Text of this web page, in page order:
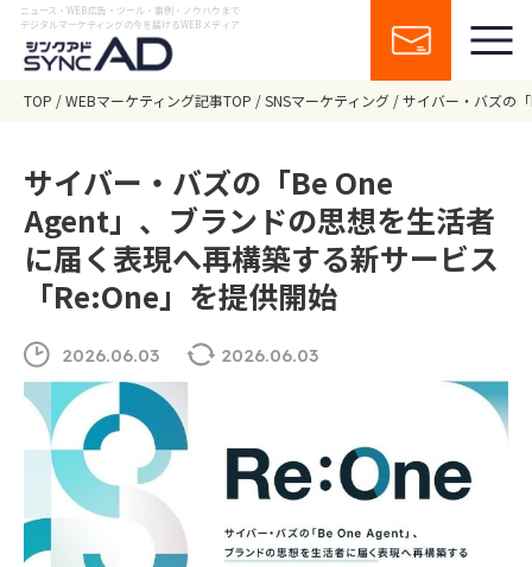
ニュース・WEB広告・ツール・事例・ノウハウまで
デジタルマーケティングの今を届けるWEBメディア
TOP WEBマーケティング記事TOP SNSマーケティング サイバー・バズの
サイバー・バズの「Be One
Agent」、ブランドの思想を生活者
に届く表現へ再構築する新サービス
「Re:One」を提供開始
2026.06.03 2026.06.03